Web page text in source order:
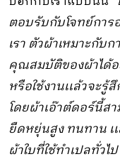
ตอบรับกับโจทย์การ
เรา ตัวผ้าเหมาะกับ
คุณสมบัติของผ้าได้
หรือใช้งานเเล้วจะ
โดยผ้าเอ๊าต์ดอร์นี้ส
ยืดหยุ่นสูง ทนทาน เ
ผ้าใบที่ใช้ทำเปลทั่วไ